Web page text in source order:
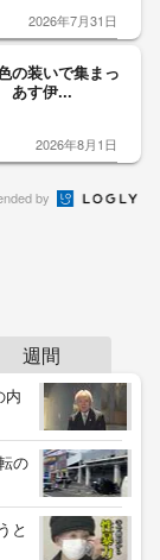
2026年7月31日
の装いで集まっ
あす伊...
2026年8月1日
by
週間
内
の
と